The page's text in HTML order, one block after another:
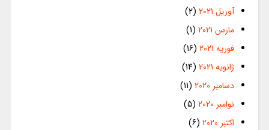
آوریل 2021
(2)
مارس 2021
(1)
فوریه 2021
(16)
ژانویه 2021
(14)
دسامبر 2020
(11)
نوامبر 2020
(5)
اکتبر 2020
(6)